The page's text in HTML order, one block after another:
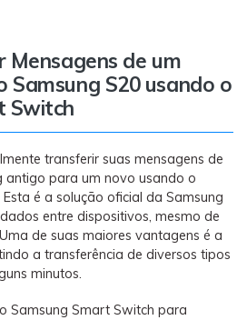
Mensagens de um
Samsung S20 usando o
Switch
transferir suas mensagens de
antigo para um novo usando o
é a solução oficial da Samsung
entre dispositivos, mesmo de
de suas maiores vantagens é a
a transferência de diversos tipos
minutos.
Samsung Smart Switch para